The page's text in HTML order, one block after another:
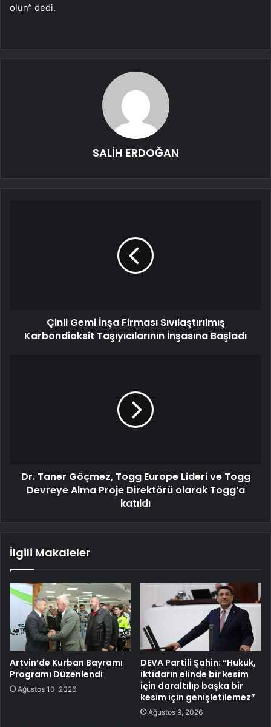
olun” dedi.
SALİH ERDOĞAN
Çinli Gemi İnşa Firması Sıvılaştırılmış
Karbondioksit Taşıyıcılarının İnşasına Başladı
Dr. Taner Göçmez, Togg Europe Lideri ve Togg
Devreye Alma Proje Direktörü olarak Togg’a
katıldı
İlgili Makaleler
Artvin’de Kurban Bayramı
Programı Düzenlendi
Ağustos 10, 2026
DEVA Partili Şahin: “Hukuk,
iktidarın elinde bir kesim
için daraltılıp başka bir
kesim için genişletilemez”
Ağustos 9, 2026